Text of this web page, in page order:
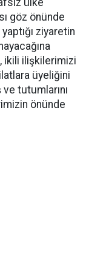
ülke"
göz önünde
ziyaretin
ikili ilişkilerimizi
üyeliğini
tutumlarını
önünde